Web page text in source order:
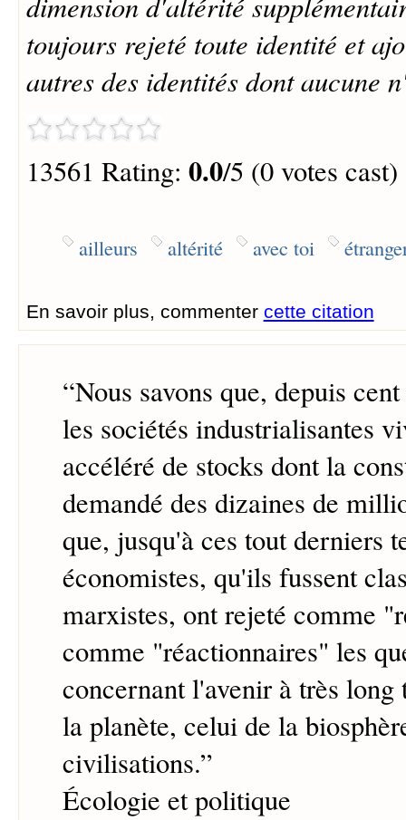
toujours rejeté toute identité et
autres des identités dont aucune
13561 Rating: 0.0/5 (0 votes cast)
ailleurs altérité avec toi
En savoir plus, commenter cette citation
“Nous savons que, depuis
les sociétés industrialisantes
accéléré de stocks dont la
demandé des dizaines de
que, jusqu'à ces tout derniers
économistes, qu'ils fussent
marxistes, ont rejeté comme
comme "réactionnaires" les
concernant l'avenir à très
la planète, celui de la
civilisations.”
Écologie et politique